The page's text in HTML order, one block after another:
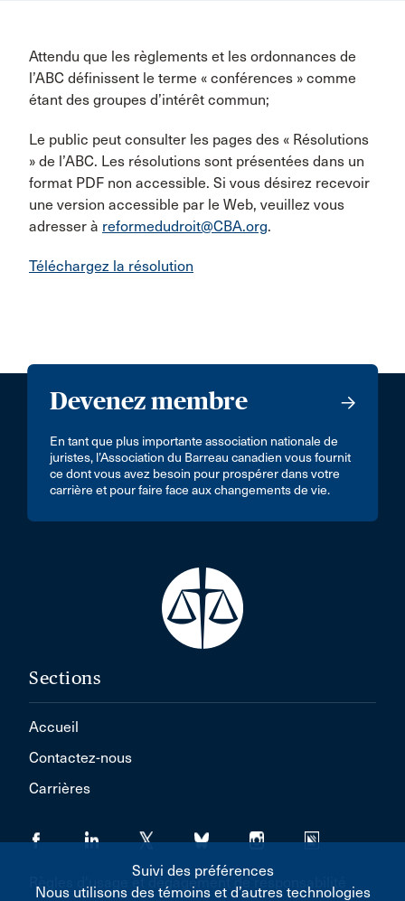
Attendu que les règlements et les ordonnances de
l’ABC définissent le terme « conférences » comme
étant des groupes d’intérêt commun;
Le public peut consulter les pages des « Résolutions
» de l’ABC. Les résolutions sont présentées dans un
format PDF non accessible. Si vous désirez recevoir
une version accessible par le Web, veuillez vous
adresser à reformedudroit@CBA.org.
Téléchargez la résolution
Devenez membre
En tant que plus importante association nationale de
juristes, l’Association du Barreau canadien vous fournit
ce dont vous avez besoin pour prospérer dans votre
carrière et pour faire face aux changements de vie.
Sections
Accueil
Contactez-nous
Carrières
Règles d'usage et dégagement de responsabilité
Suivi des préférences
Nous utilisons des témoins et d’autres technologies